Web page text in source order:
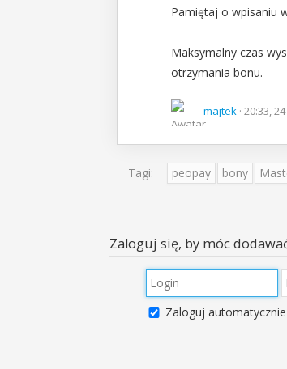
Pamiętaj o wpisaniu
Maksymalny czas
otrzymania bonu.
majtek · 20:33,
Tagi: peopay bony
Zaloguj się, by móc
Zaloguj automatycznie